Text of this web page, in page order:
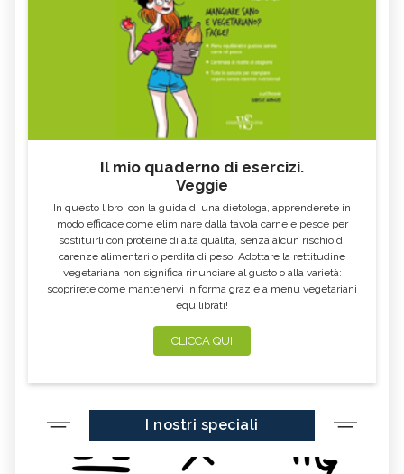
Il mio quaderno di esercizi.
Veggie
In questo libro, con la guida di una dietologa, apprenderete in
modo efficace come eliminare dalla tavola carne e pesce per
sostituirli con proteine di alta qualità, senza alcun rischio di
carenze alimentari o perdita di peso. Adottare la rettitudine
vegetariana non significa rinunciare al gusto o alla varietà:
scoprirete come mantenervi in forma grazie a menu vegetariani
equilibrati!
CLICCA QUI
I nostri speciali